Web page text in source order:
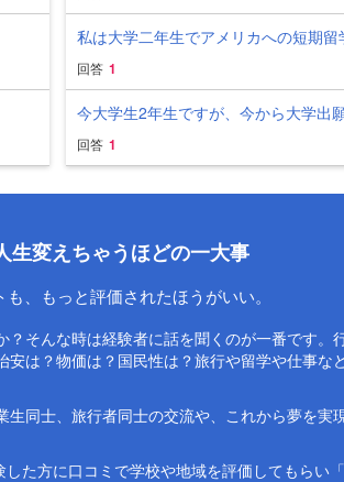
私は大学二年生でアメリカへの短期
回答 1
今大学生2年生ですが、今から大学出
回答 1
生変えちゃうほどの一大事
、もっと評価されたほうがいい。
そんな時は経験者に話を聞くのが一番です。
は？物価は？国民性は？旅行や留学や仕事な
同士、旅行者同士の交流や、これから夢を実
た方に口コミで学校や地域を評価してもらい